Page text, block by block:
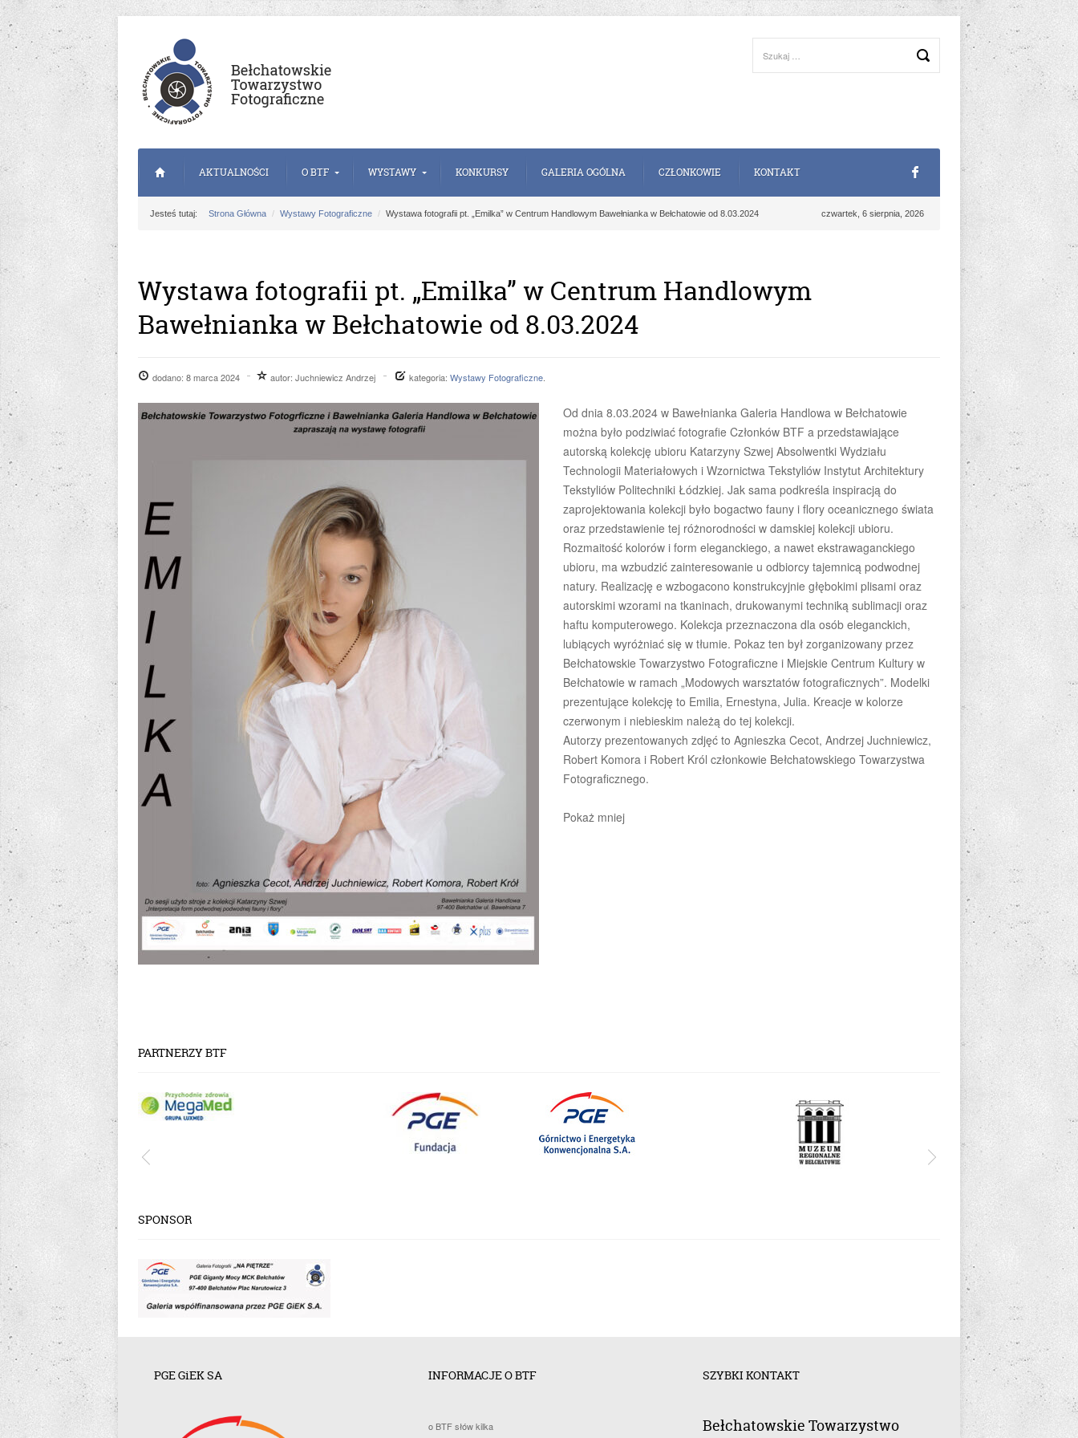
AKTUALNOŚCI O BTF WYSTAWY KONKURSY GALERIA OGÓLNA CZŁONKOWIE KONTAKT
Jesteś tutaj: Strona Główna Wystawy Fotograficzne Wystawa fotografii pt. „Emilka” w Centrum Handlowym Bawełnianka w Bełchatowie od 8.03.2024 czwartek, 6 sierpnia, 2026
Wystawa fotografii pt. „Emilka” w Centrum Handlowym
Bawełnianka w Bełchatowie od 8.03.2024
dodano: 8 marca 2024 autor: Juchniewicz Andrzej kategoria: Wystawy Fotograficzne
Od dnia 8.03.2024 w Bawełnianka Galeria Handlowa w Bełchatowie
można było podziwiać fotografie Członków BTF a przedstawiające
autorską kolekcję ubioru Katarzyny Szwej Absolwentki Wydziału
Technologii Materiałowych i Wzornictwa Tekstyliów Instytut Architektury
Tekstyliów Politechniki Łódzkiej. Jak sama podkreśla inspiracją do
zaprojektowania kolekcji było bogactwo fauny i flory oceanicznego świata
oraz przedstawienie tej różnorodności w damskiej kolekcji ubioru.
Rozmaitość kolorów i form eleganckiego, a nawet ekstrawaganckiego
ubioru, ma wzbudzić zainteresowanie u odbiorcy tajemnicą podwodnej
natury. Realizację e wzbogacono konstrukcyjnie głębokimi plisami oraz
autorskimi wzorami na tkaninach, drukowanymi techniką sublimacji oraz
haftu komputerowego. Kolekcja przeznaczona dla osób eleganckich,
lubiących wyróżniać się w tłumie. Pokaz ten był zorganizowany przez
Bełchatowskie Towarzystwo Fotograficzne i Miejskie Centrum Kultury w
Bełchatowie w ramach „Modowych warsztatów fotograficznych”. Modelki
prezentujące kolekcję to Emilia, Ernestyna, Julia. Kreacje w kolorze
czerwonym i niebieskim należą do tej kolekcji.
Autorzy prezentowanych zdjęć to Agnieszka Cecot, Andrzej Juchniewicz,
Robert Komora i Robert Król członkowie Bełchatowskiego Towarzystwa
Fotograficznego.
Pokaż mniej
PARTNERZY BTF
SPONSOR
PGE GiEK SA INFORMACJE O BTF
o BTF słów kilka
SZYBKI KONTAKT
Bełchatowskie Towarzystwo